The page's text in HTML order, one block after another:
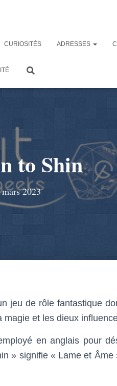
CURIOSITÉS ADRESSES
to Shin
mars 2023
jeu de rôle fantastique
magie et les dieux
en anglais pour
» signifie « Lame et